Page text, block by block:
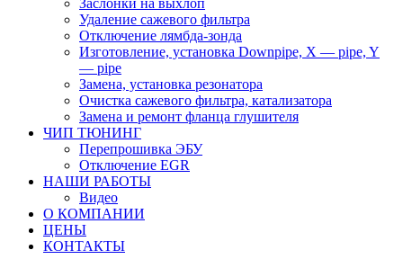
Заслонки на выхлоп
Удаление сажевого фильтра
Отключение лямбда-зонда
Изготовление, установка Downpipe, X — pipe, Y
— pipe
Замена, установка резонатора
Очистка сажевого фильтра, катализатора
Замена и ремонт фланца глушителя
ЧИП ТЮНИНГ
Перепрошивка ЭБУ
Отключение EGR
НАШИ РАБОТЫ
Видео
О КОМПАНИИ
ЦЕНЫ
КОНТАКТЫ